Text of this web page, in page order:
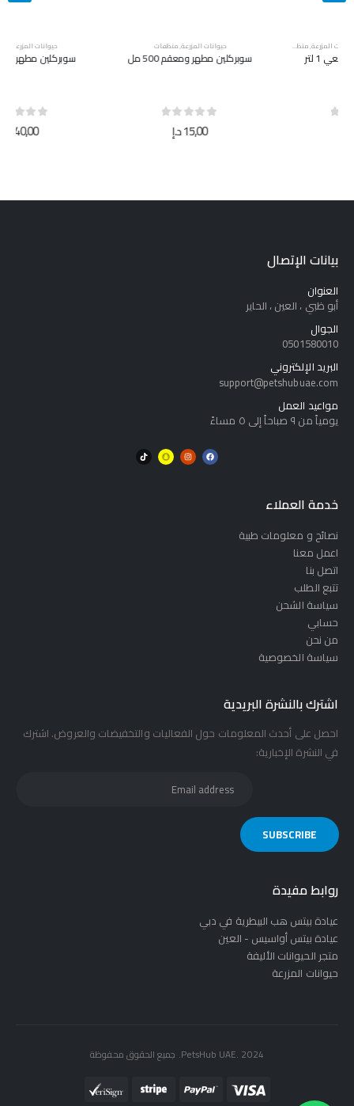
حيوانات المزرعة منظفات
سوبركلين مطهر ومعقم 500 مل
منظفات
سوبركلين مطهر ومعقم 5 لتر
بيانات الإتصال
العنوان
أبو ظبي ، العين ، الحاير
الجوال
0501580010
البريد الإلكتروني
support@petshubuae.com
مواعيد العمل
يومياً من ٩ صباحاً إلى ٥ مساءً
خدمة العملاء
نصائح و معلومات طبية
اعمل معنا
اتصل بنا
تتبع الطلب
سياسة الشحن
حسابي
من نحن
سياسة الخصوصية
اشترك بالنشرة البريدية
احصل على أحدث المعلومات حول الفعاليات والتخفيضات والعروض. اشترك
في النشرة الإخبارية:
روابط مفيدة
عيادة بيتس هب البيطرية في دبي
عيادة بيتس أواسيس - العين
متجر الحيوانات الأليفة
حيوانات المزرعة
PetsHub UAE. 2024. جميع الحقوق محفوظة